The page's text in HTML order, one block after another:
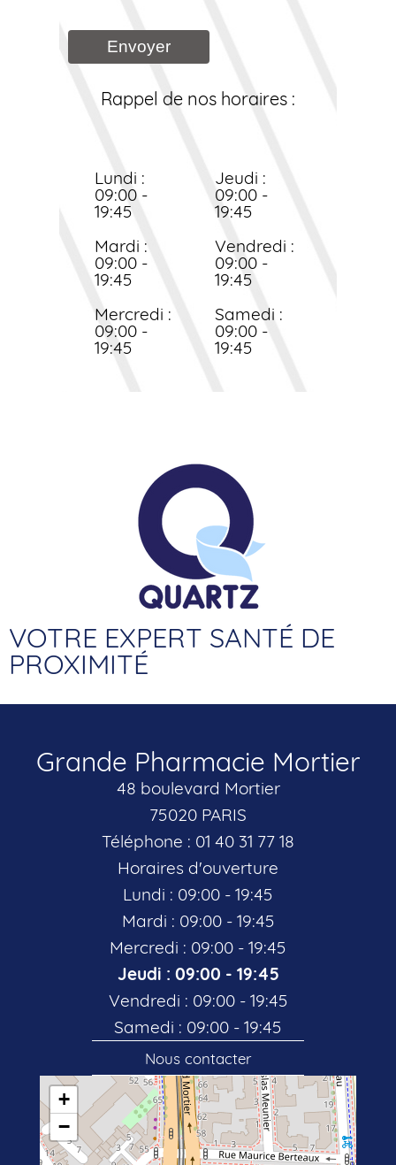
Envoyer
Rappel de nos horaires :
Lundi :
09:00 -
19:45
Mardi :
09:00 -
19:45
Mercredi :
09:00 -
19:45
Jeudi :
09:00 -
19:45
Vendredi :
09:00 -
19:45
Samedi :
09:00 -
19:45
VOTRE EXPERT SANTÉ DE
PROXIMITÉ
+
−
Grande Pharmacie Mortier
48 boulevard Mortier
75020 PARIS
Téléphone : 01 40 31 77 18
Horaires d'ouverture
Lundi : 09:00 - 19:45
Mardi : 09:00 - 19:45
Mercredi : 09:00 - 19:45
Jeudi : 09:00 - 19:45
Vendredi : 09:00 - 19:45
Samedi : 09:00 - 19:45
Nous contacter